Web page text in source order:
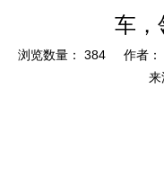
车，
浏览数量： 384 作者：
来